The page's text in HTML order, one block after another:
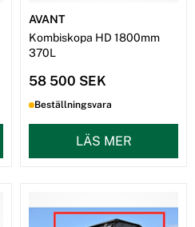
AVANT
Kombiskopa HD 1800mm
370L
58 500 SEK
Beställningsvara
LÄS MER